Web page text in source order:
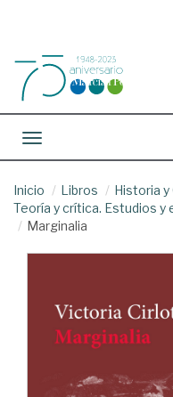
Toggle navigation
Inicio Libros Historia y
Teoría y crítica. Estudios y
Marginalia